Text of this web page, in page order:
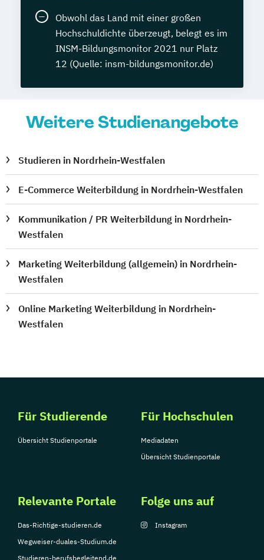
Obwohl das Land mit einer großen
Hochschuldichte überzeugt, belegt es im
INSM-Bildungsmonitor 2021 nur Platz
12 (Quelle: insm-bildungsmonitor.de)
Weitere Studienangebote
Studieren in Nordrhein-Westfalen
E-Commerce Weiterbildung in Nordrhein-Westfalen
Kommunikation / PR Weiterbildung in Nordrhein-
Westfalen
Marketing Weiterbildung (allgemein) in Nordrhein-
Westfalen
Online Marketing Weiterbildung in Nordrhein-
Westfalen
Für Studierende
Übersicht Studienportale
Für Hochschulen
Mediadaten
Übersicht Studienportale
Relevante Portale
Das-Richtige-studieren.de
Wegweiser-duales-Studium.de
Studieren-berufsbegleitend.de
Folge uns auf
Instagram